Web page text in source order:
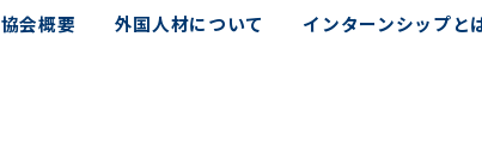
協会概要 外国人材について インターンシップと